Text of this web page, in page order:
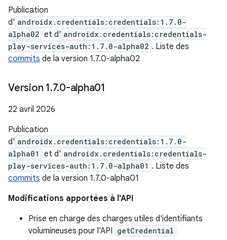
Publication
d' androidx.credentials:credentials:1.7.0-
alpha02 et d' androidx.credentials:credentials-
play-services-auth:1.7.0-alpha02 . Liste des
commits de la version 1.7.0-alpha02
Version 1.7.0-alpha01
22 avril 2026
Publication
d' androidx.credentials:credentials:1.7.0-
alpha01
et d' androidx.credentials:credentials-
play-services-auth:1.7.0-alpha01 . Liste des
commits de la version 1.7.0-alpha01
Modifications apportées à l'API
Prise en charge des charges utiles d'identifiants
volumineuses pour l'API getCredential